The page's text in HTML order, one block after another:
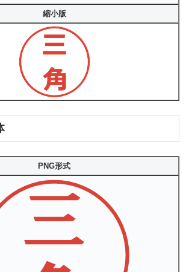
縮小版
PNG形式